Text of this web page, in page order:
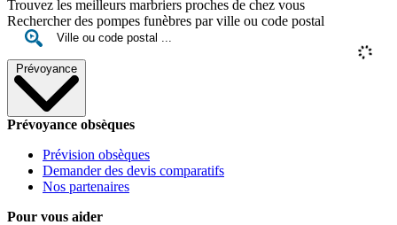
Trouvez les meilleurs marbriers proches de chez vous
Rechercher des pompes funèbres par ville ou code postal
Prévoyance
Prévoyance obsèques
Prévision obsèques
Demander des devis comparatifs
Nos partenaires
Pour vous aider